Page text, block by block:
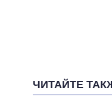
ЧИТАЙТЕ